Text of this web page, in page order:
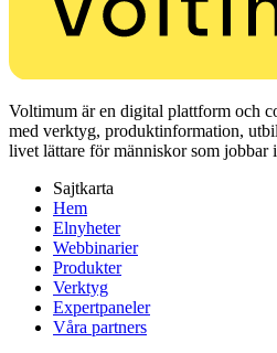
Voltimum är en digital plattform och
med verktyg, produktinformation,
livet lättare för människor som jobbar
Sajtkarta
Hem
Elnyheter
Webbinarier
Produkter
Verktyg
Expertpaneler
Våra partners